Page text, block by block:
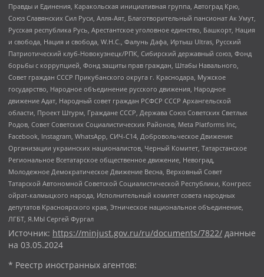
Правды и Единения, Каракольская инициативная группа, Автоград Крю,
Союз Славянских Сил Руси, Алля-Аят, Благотворительный пансионат Ак Умут,
Русская республика Русь, Арестантское уголовное единство, Башкорт, Нация
и свобода, Нация и свобода, W.H.С., Фалунь Дафа, Иртыш Ultras, Русский
Патриотический клуб-Новокузнецк/РПК, Сибирский державный союз, Фонд
борьбы с коррупцией, Фонд защиты прав граждан, Штабы Навального,
Совет граждан СССР Прикубанского округа г. Краснодара, Мужское
государство, Народное объединение русского движения, Народное
движение Адат, Народный совет граждан РСФСР СССР Архангельской
области, Проект Штурм, Граждане СССР, Держава Союз Советских Светлых
Родов, Совет Советских Социалистических Районов, Meta Platforms Inc,
Facebook, Instagram, WhatsApp, СИЧ-С14, Добровольческое Движение
Организации украинских националистов, Черный Комитет, Татарстанское
Региональное Всетатарское общественное движение, Невоград,
Молодежное Демократическое Движение Весна, Верховный Совет
Татарской Автономной Советской Социалистической Республики, Конгресс
ойрат-калмыцкого народа, Исполнительный комитет совета народных
депутатов Красноярского края, Этническое национальное объединение,
ЛГБТ, Я.МЫ Сергей Фургал
Источник: https://minjust.gov.ru/ru/documents/7822/ данные
на 03.05.2024
* Реестр иностранных агентов: